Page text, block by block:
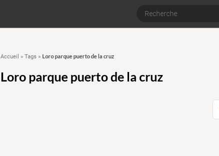
Accueil » Tags » Loro parque puerto de la cruz
Loro parque puerto de la cruz